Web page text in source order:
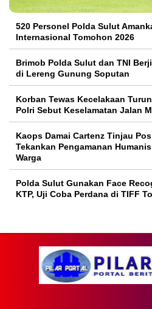
520 Personel Polda Sulut
Internasional Tomohon 2026
Brimob Polda Sulut dan TNI
di Lereng Gunung Soputan
Korban Tewas Kecelakaan
Polri Sebut Keselamatan Jalan
Kaops Damai Cartenz Tinjau
Tekankan Pengamanan
Warga
Polda Sulut Gunakan Face
KTP, Uji Coba Perdana di TIFF